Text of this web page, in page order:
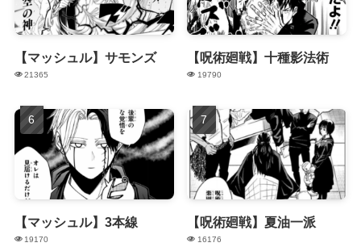
【マッシュル】サモンズ
21365
【呪術廻戦】十種影法術
19790
【マッシュル】3本線
19170
【呪術廻戦】夏油一派
16176